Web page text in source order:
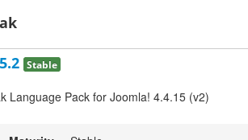
Stable
Language Pack for Joomla! 4.4.15 (v2)